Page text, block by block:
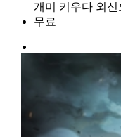
개미 키우다 외
무료